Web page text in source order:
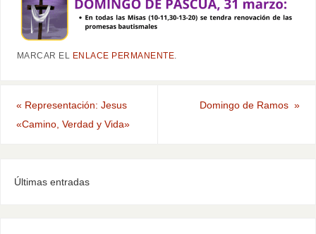
MARCAR EL ENLACE PERMANENTE
« Representación: Jesus
«Camino, Verdad y Vida»
Domingo de Ramos»
Últimas entradas